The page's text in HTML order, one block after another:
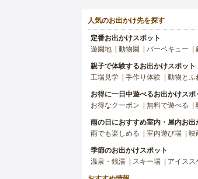
人気のお出かけ先を探す
定番お出かけスポット
遊園地
動物園 バーベキュー
親子で体験するお出かけスポット
工場見学
手作り体験 動物とふ
お得に一日中遊べるお出かけスポ
お得なクーポン
無料で遊べる
雨の日におすすめ室内・屋内お出
雨でも楽しめる
室内遊び場 映
季節のお出かけスポット
温泉・銭湯
スキー場 アイスス